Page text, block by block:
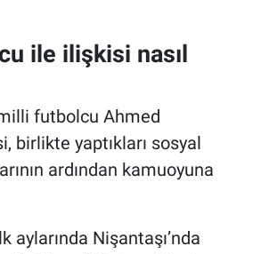
ile ilişkisi nasıl
futbolcu Ahmed
birlikte yaptıkları sosyal
ardından kamuoyuna
aylarında Nişantaşı’nda